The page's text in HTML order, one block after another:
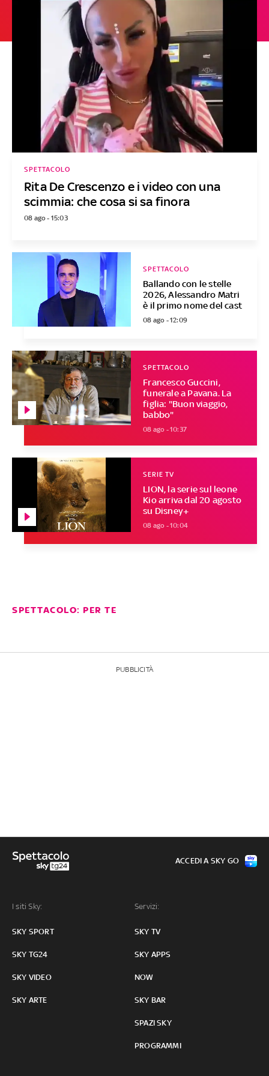
Rita De Crescenzo e i video con una
scimmia: che cosa si sa finora
SPETTACOLO
08 ago - 15:03
Ballando con le stelle
2026, Alessandro Matri
è il primo nome del cast
SPETTACOLO
08 ago - 12:09
Francesco Guccini,
funerale a Pavana. La
figlia: "Buon viaggio,
babbo"
SPETTACOLO
08 ago - 10:37
LION, la serie sul leone
Kio arriva dal 20 agosto
su Disney+
SERIE TV
08 ago - 10:04
SPETTACOLO: PER TE
PUBBLICITÀ
I siti Sky:
SKY SPORT
SKY TG24
SKY VIDEO
SKY ARTE
Servizi:
SKY TV
SKY APPS
NOW
SKY BAR
SPAZI SKY
PROGRAMMI
ACCEDI A SKY GO